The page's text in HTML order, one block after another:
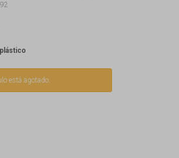
está agotado.